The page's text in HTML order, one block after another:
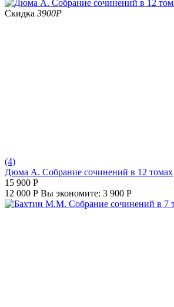
Скидка 3900Р
(4)
Дюма А. Собрание сочинений в 12 томах
15 900 Р
12 000 Р Вы экономите: 3 900 Р